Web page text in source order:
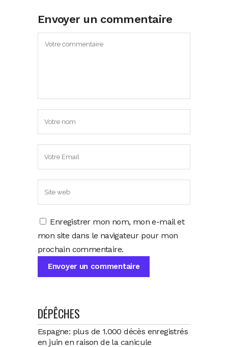
Envoyer un commentaire
Enregistrer mon nom, mon e-mail et
mon site dans le navigateur pour mon
prochain commentaire.
DÉPÊCHES
Espagne: plus de 1.000 décès enregistrés
en juin en raison de la canicule